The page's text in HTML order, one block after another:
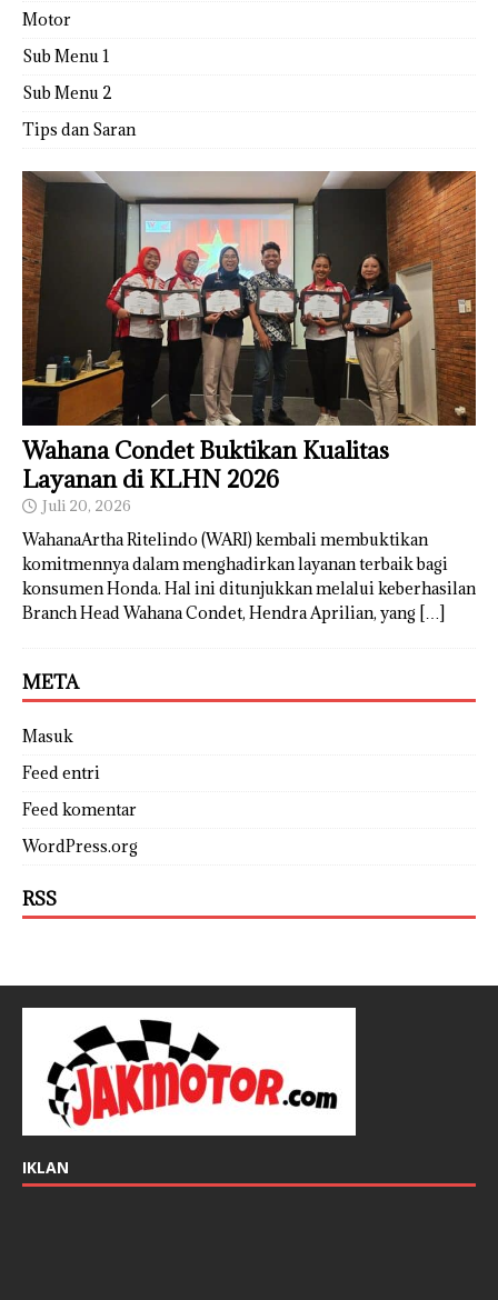
Motor
Sub Menu 1
Sub Menu 2
Tips dan Saran
Wahana Condet Buktikan Kualitas
Layanan di KLHN 2026
Juli 20, 2026
WahanaArtha Ritelindo (WARI) kembali membuktikan
komitmennya dalam menghadirkan layanan terbaik bagi
konsumen Honda. Hal ini ditunjukkan melalui keberhasilan
Branch Head Wahana Condet, Hendra Aprilian, yang […]
META
Masuk
Feed entri
Feed komentar
WordPress.org
RSS
IKLAN